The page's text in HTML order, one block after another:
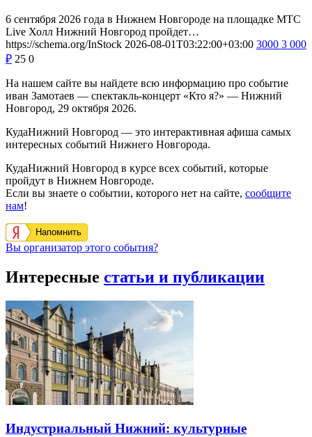
6 сентября 2026 года в Нижнем Новгороде на площадке МТС
Live Холл Нижний Новгород пройдет…
https://schema.org/InStock 2026-08-01T03:22:00+03:00 3000 3 000
₽ 25 0
На нашем сайте вы найдете всю информацию про событие
иван Замотаев — спектакль-концерт «Кто я?» — Нижний
Новгород, 29 октября 2026.
КудаНижний Новгород — это интерактивная афиша самых
интересных событий Нижнего Новгорода.
КудаНижний Новгород в курсе всех событий, которые
пройдут в Нижнем Новгороде.
Если вы знаете о событии, которого нет на сайте, сообщите
нам!
Напомнить
Вы организатор этого события?
Интересные статьи и публикации
Индустриальный Нижний: культурные